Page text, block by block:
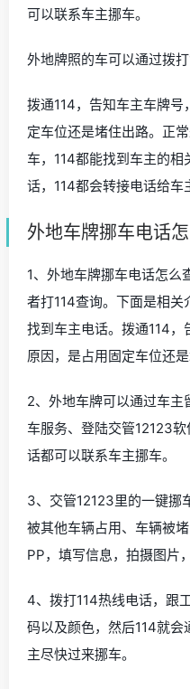
可以联系车主挪车。
外地牌照的车可以通过拨
拨通114，告知车主车牌
定车位还是堵住出路。正
车，114都能找到车主的
话，114都会转接电话给车
外地车牌挪车电话
1、外地车牌挪车电话怎么
者打114查询。下面是相关
找到车主电话。拨通114
原因，是占用固定车位还是
2、外地车牌可以通过车主
车服务、登陆交管12123
话都可以联系车主挪车。
3、交管12123里的一键挪
被其他车辆占用、车辆被
PP，填写信息，拍摄图片
4、拨打114热线电话，跟
码以及颜色，然后114就
主尽快过来挪车。